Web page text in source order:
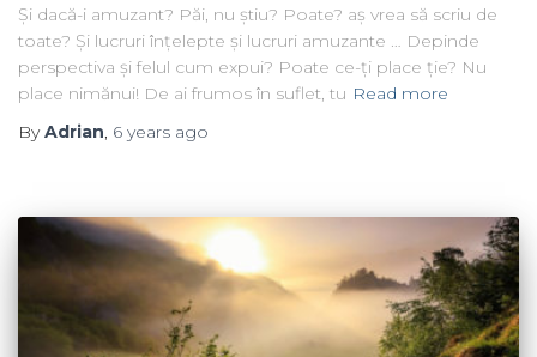
Și dacă-i amuzant? Păi, nu știu? Poate? aș vrea să scriu de
toate? Și lucruri înțelepte și lucruri amuzante … Depinde
perspectiva și felul cum expui? Poate ce-ți place ție? Nu
place nimănui! De ai frumos în suflet, tu Read more
ByAdrian, 6 years ago